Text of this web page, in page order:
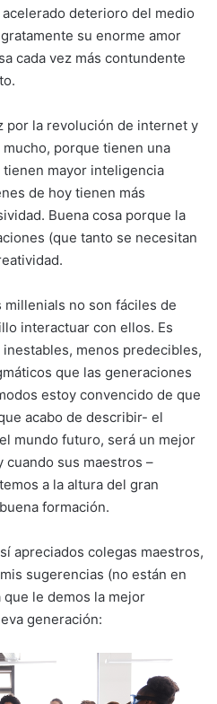
deterioro del medio
su enorme amor
cada vez más contundente
por la revolución de internet y
porque tienen una
mayor inteligencia
de hoy tienen más
Buena cosa porque la
(que tanto se necesitan
millenials no son fáciles de
interactuar con ellos. Es
menos predecibles,
que las generaciones
estoy convencido de que
acabo de describir- el
mundo futuro, será un mejor
cuando sus maestros –
a la altura del gran
formación.
apreciados colegas maestros,
sugerencias (no están en
le demos la mejor
generación: